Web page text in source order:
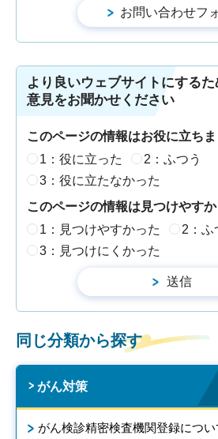
より良いウェブサイトにする
意見をお聞かせください
このページの情報はお役に立ち
1：役に立った
2：ふつう
3：役に立たなかった
このページの情報は見つけやす
1：見つけやすかった
2：ふ
3：見つけにくかった
同じ分類から探す
がん対策
がん検診精密検査機関登録につい